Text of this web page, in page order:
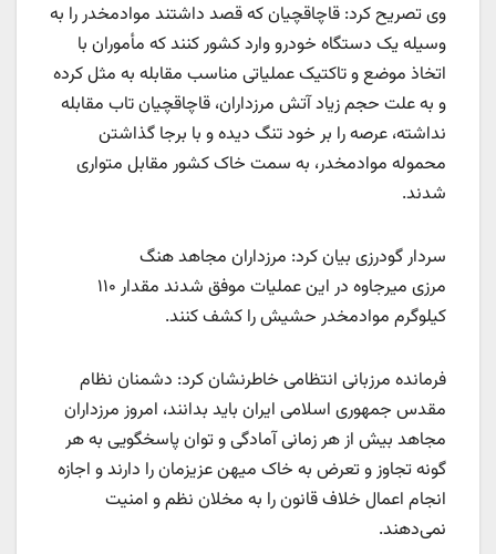
وی تصریح کرد: قاچاقچیان که قصد داشتند موادمخدر را به
وسیله یک دستگاه خودرو وارد کشور کنند که مأموران با
اتخاذ موضع و تاکتیک عملیاتی مناسب مقابله به مثل کرده
و به علت حجم زیاد آتش مرزداران، قاچاقچیان تاب مقابله
نداشته، عرصه را بر خود تنگ دیده و با برجا گذاشتن
محموله موادمخدر، به سمت خاک کشور مقابل متواری
شدند.
سردار گودرزی بیان کرد: مرزداران مجاهد هنگ
مرزی میرجاوه در این عملیات موفق شدند مقدار ۱۱۰
کیلوگرم موادمخدر حشیش را کشف کنند.
فرمانده مرزبانی انتظامی خاطرنشان کرد: دشمنان نظام
مقدس جمهوری اسلامی ایران باید بدانند، امروز مرزداران
مجاهد بیش از هر زمانی آمادگی و توان پاسخگویی به هر
گونه تجاوز و تعرض به خاک میهن عزیزمان را دارند و اجازه
انجام اعمال خلاف قانون را به مخلان نظم و امنیت
نمی‌دهند.